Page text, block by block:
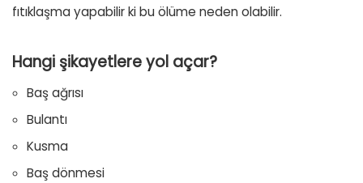
fıtıklaşma yapabilir ki bu ölüme neden olabilir.
Hangi şikayetlere yol açar?
Baş ağrısı
Bulantı
Kusma
Baş dönmesi